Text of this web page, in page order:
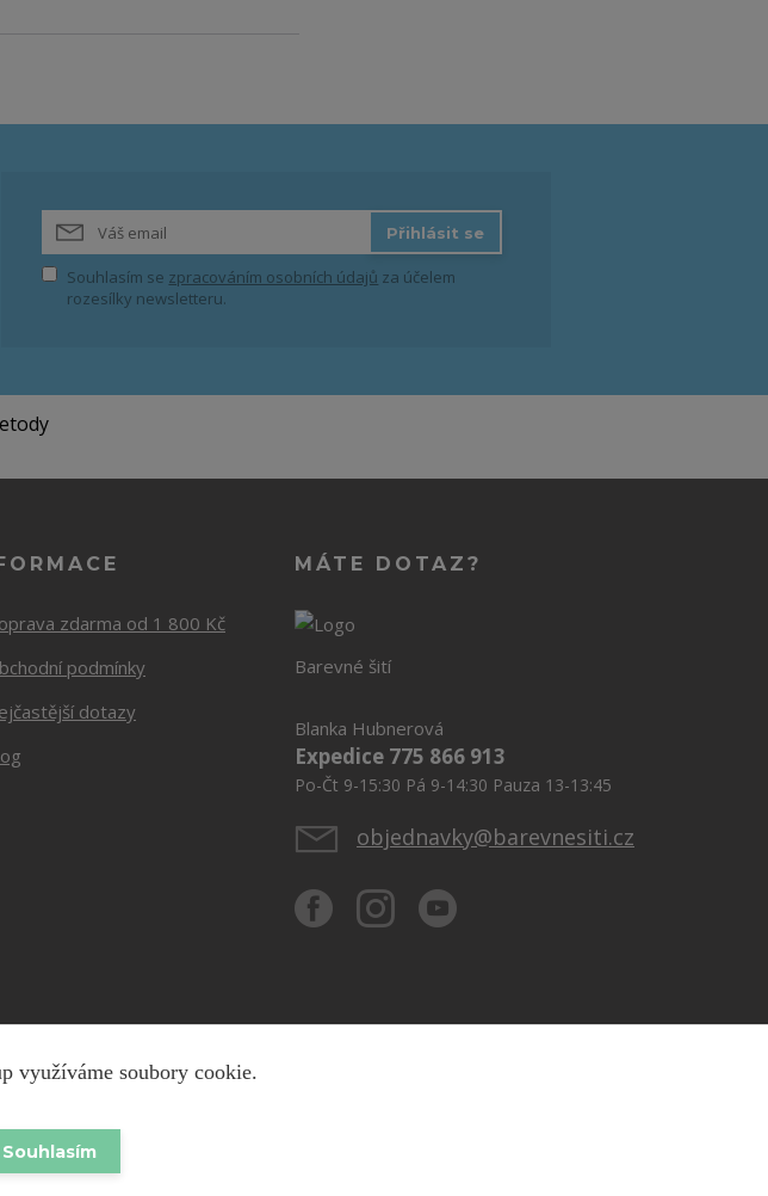
Přihlásit se
Souhlasím se zpracováním osobních údajů za účelem
rozesílky newsletteru.
zdarma od 1 800 Kč
podmínky
dotazy
MÁTE DOTAZ?
Barevné šití
Blanka Hubnerová
Expedice 775 866 913
Po-Čt 9-15:30 Pá 9-14:30 Pauza 13-13:45
objednavky@barevnesiti.cz
využíváme soubory cookie.
Souhlasím